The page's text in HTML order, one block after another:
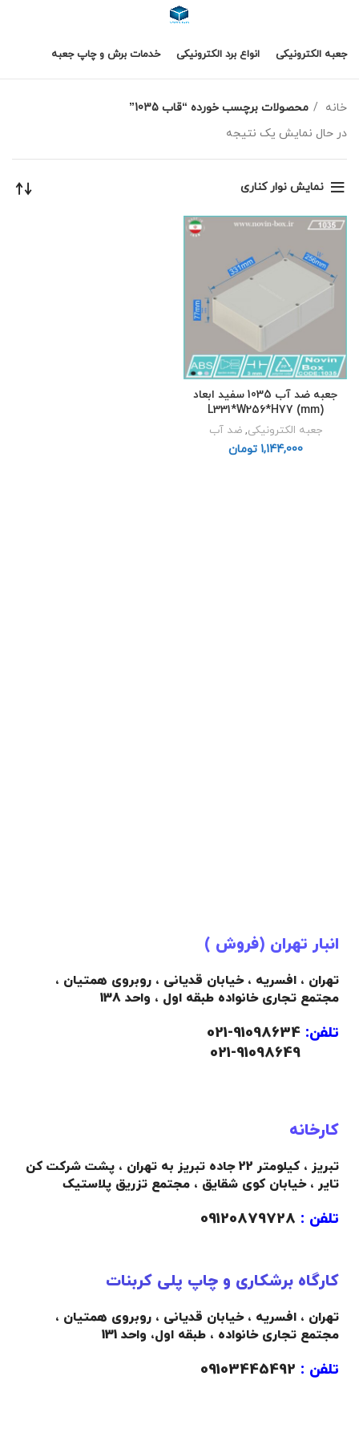
جعبه الکترونیکی انواع برد الکترونیکی خدمات برش و چاپ جعبه
خانه
محصولات برچسب خورده “قاب 1035”
در حال نمایش یک نتیجه
نمایش نوار کناری
جعبه ضد آب 1035 سفید ابعاد
L331*W256*H77 (mm)
جعبه الکترونیکی,ضد آب
تومان
انبار تهران (فروش )
تهران ، افسریه ، خیابان قدیانی ، روبروی همتیان ،
مجتمع تجاری خانواده طبقه اول ، واحد 138
تلفن:
کارخانه
تبریز ، کیلومتر 22 جاده تبریز به تهران ، پشت شرکت کن
تایر ، خیابان کوی شقایق ، مجتمع تزریق پلاستیک
تلفن :
کارگاه برشکاری و چاپ پلی کربنات
تهران ، افسریه ، خیابان قدیانی ، روبروی همتیان ،
مجتمع تجاری خانواده ، طبقه اول، واحد 131
تلفن :